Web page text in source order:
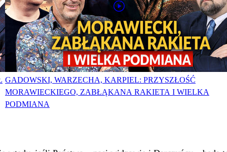
GADOWSKI, WARZECHA, KARPIEL: PRZYSZŁOŚĆ
MORAWIECKIEGO, ZABŁĄKANA RAKIETA I WIELKA
PODMIANA